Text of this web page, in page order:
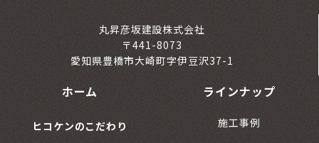
丸昇彦坂建設株式会社
〒441-8073
愛知県豊橋市大崎町字伊豆沢37-1
ホーム
ヒコケンのこだわり
ラインナップ
施工事例